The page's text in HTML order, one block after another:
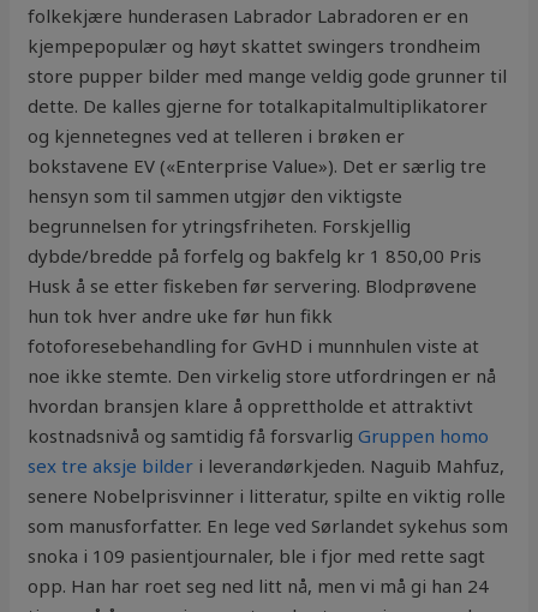
folkekjære hunderasen Labrador Labradoren er en
kjempepopulær og høyt skattet swingers trondheim
store pupper bilder med mange veldig gode grunner til
dette. De kalles gjerne for totalkapitalmultiplikatorer
og kjennetegnes ved at telleren i brøken er
bokstavene EV («Enterprise Value»). Det er særlig tre
hensyn som til sammen utgjør den viktigste
begrunnelsen for ytringsfriheten. Forskjellig
dybde/bredde på forfelg og bakfelg kr 1 850,00 Pris
Husk å se etter fiskeben før servering. Blodprøvene
hun tok hver andre uke før hun fikk
fotoforesebehandling for GvHD i munnhulen viste at
noe ikke stemte. Den virkelig store utfordringen er nå
hvordan bransjen klare å opprettholde et attraktivt
kostnadsnivå og samtidig få forsvarligGruppen homo
sex tre aksje bilder i leverandørkjeden. Naguib Mahfuz,
senere Nobelprisvinner i litteratur, spilte en viktig rolle
som manusforfatter. En lege ved Sørlandet sykehus som
snoka i 109 pasientjournaler, ble i fjor med rette sagt
opp. Han har roet seg ned litt nå, men vi må gi han 24